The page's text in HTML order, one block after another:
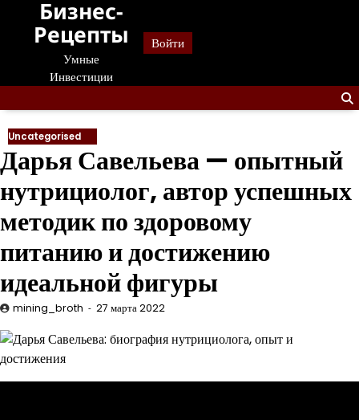
Перейти
содержанию
Бизнес-
Рецепты
Умные
Инвестиции
Войти
Uncategorised
Дарья Савельева — опытный
нутрициолог, автор успешных
методик по здоровому
питанию и достижению
идеальной фигуры
mining_broth 27 марта 2022